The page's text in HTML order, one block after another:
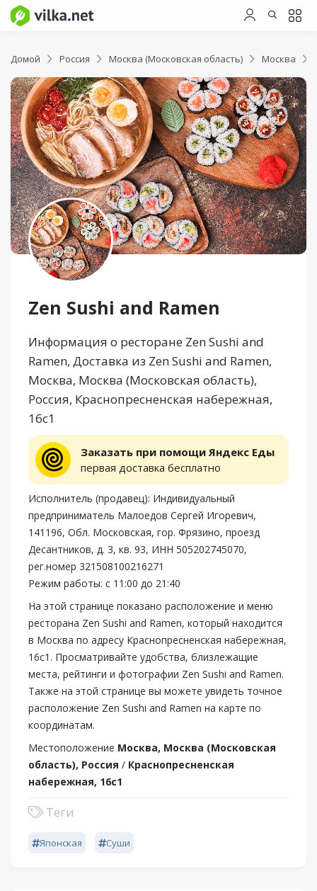
Домой Россия Москва (Московская область) Москва
Zen Sushi and Ramen
Информация о ресторане Zen Sushi and
Ramen, Доставка из Zen Sushi and Ramen,
Москва, Москва (Московская область),
Россия, Краснопресненская набережная,
16с1
Заказать при помощи Яндекс Еды
первая доставка бесплатно
Исполнитель (продавец): Индивидуальный
предприниматель Малоедов Сергей Игоревич,
141196, Обл. Московская, гор. Фрязино, проезд
Десантников, д. 3, кв. 93, ИНН 505202745070,
рег.номер 321508100216271
Режим работы: с 11:00 до 21:40
На этой странице показано расположение и меню
ресторана Zen Sushi and Ramen, который находится
в Москва по адресу Краснопресненская набережная,
16с1. Просматривайте удобства, близлежащие
места, рейтинги и фотографии Zen Sushi and Ramen.
Также на этой странице вы можете увидеть точное
расположение Zen Sushi and Ramen на карте по
координатам.
Местоположение Москва, Москва (Московская
область), Россия / Краснопресненская
набережная, 16с1
Теги
Японская Суши